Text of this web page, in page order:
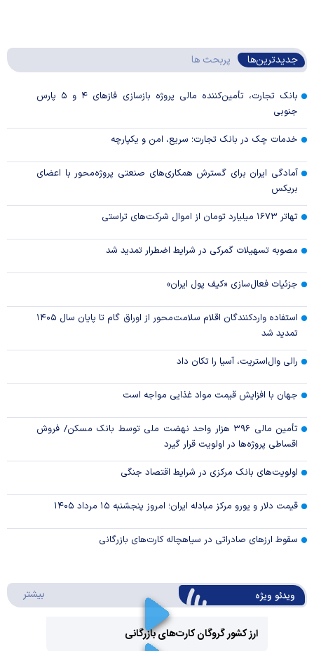
جدیدترین‌ها پربحث ها
بانک تجارت، تأمین‌کننده مالی پروژه بازسازی فاز‌های ۴ و ۵ پارس
جنوبی
خدمات چک در بانک تجارت؛ سریع، امن و یکپارچه
آمادگی ایران برای گسترش همکاری‌های صنعتی پروژه‌محور با اعضای
بریکس
تهاتر ۱۶۷۳ میلیارد تومان از اموال شرکت‌های تراستی
مصوبه تسهیلات گمرکی در شرایط اضطرار تمدید شد
جزئیات فعال‌سازی «کیف پول ایران»
استفاده واردکنندگان اقلام سلامت‌محور از اوراق گام تا پایان سال ۱۴۰۵
تمدید شد
رالی وال‌استریت، آسیا را تکان داد
جهان با افزایش قیمت مواد غذایی مواجه است
تأمین مالی ۳۹۶ هزار واحد نهضت ملی توسط بانک مسکن/ فروش
اقساطی پروژه‌ها در اولویت قرار گیرد
اولویت‌های بانک مرکزی در شرایط اقتصاد جنگی
قیمت دلار و یورو مرکز مبادله ایران؛ امروز پنجشنبه ۱۵ مرداد ۱۴۰۵
سقوط ارزهای صادراتی در سیاهچاله کارت‌های بازرگانی
ویدئو ویژه بیشتر
ارز کشور گروگان کارت‌های بازرگانی